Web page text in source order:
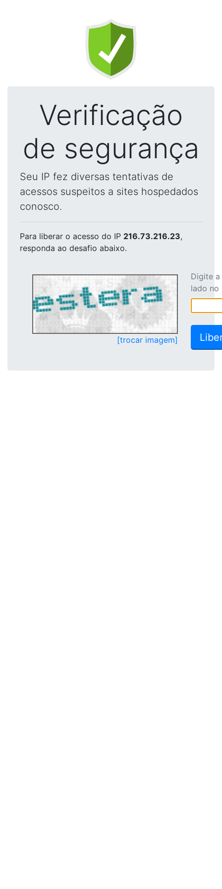
Verificação
de segurança
Seu IP fez diversas tentativas de
acessos suspeitos a sites hospedados
conosco.
Para liberar o acesso do IP 216.73.216.23,
responda ao desafio abaixo.
[trocar imagem]
Digite
lado no